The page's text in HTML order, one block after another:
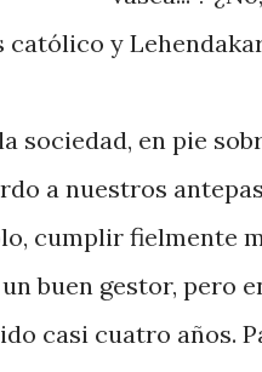
y
sociedad, en pie
a nuestros
cumplir fielmente
buen gestor, pero
casi cuatro años.